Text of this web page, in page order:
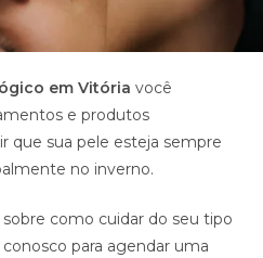
em Vitória você
e produtos
que sua pele esteja sempre
no inverno.
como cuidar do seu tipo
para agendar uma